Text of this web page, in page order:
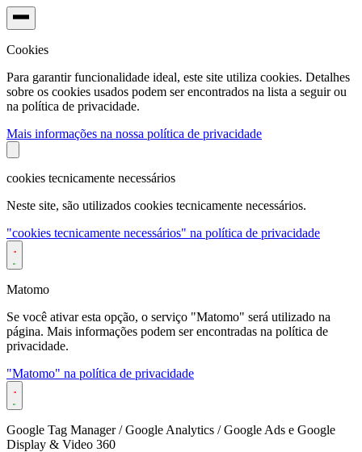
Cookies
Para garantir funcionalidade ideal, este site utiliza cookies. Detalhes
sobre os cookies usados podem ser encontrados na lista a seguir ou
na política de privacidade.
Mais informações na nossa política de privacidade
cookies tecnicamente necessários
Neste site, são utilizados cookies tecnicamente necessários.
"cookies tecnicamente necessários" na política de privacidade
Matomo
Se você ativar esta opção, o serviço "Matomo" será utilizado na
página. Mais informações podem ser encontradas na política de
privacidade.
"Matomo" na política de privacidade
Google Tag Manager / Google Analytics / Google Ads e Google
Display & Video 360